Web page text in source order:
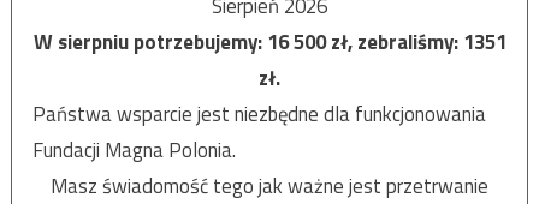
W sierpniu potrzebujemy:16 500zł, zebraliśmy:1351
zł.
Państwa wsparcie jest niezbędne dla funkcjonowania
Fundacji Magna Polonia.
Masz świadomość tego jak ważne jest przetrwanie